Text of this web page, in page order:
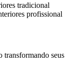
tradicional
profissional
transformando seus